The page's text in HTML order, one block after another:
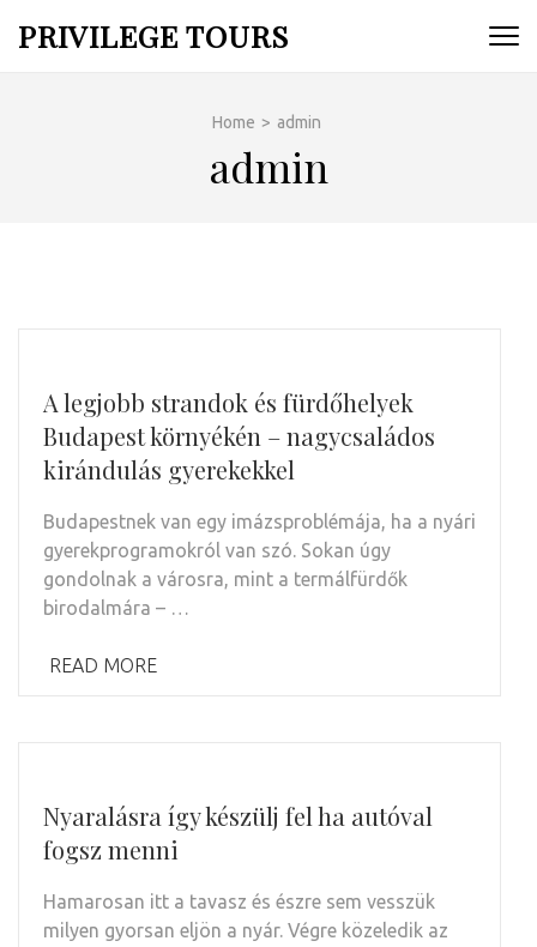
PRIVILEGE TOURS
Home > admin
admin
A legjobb strandok és fürdőhelyek
Budapest környékén – nagycsaládos
kirándulás gyerekekkel
Budapestnek van egy imázsproblémája, ha a nyári
gyerekprogramokról van szó. Sokan úgy
gondolnak a városra, mint a termálfürdők
birodalmára – …
READ MORE
Nyaralásra így készülj fel ha autóval
fogsz menni
Hamarosan itt a tavasz és észre sem vesszük
milyen gyorsan eljön a nyár. Végre közeledik az